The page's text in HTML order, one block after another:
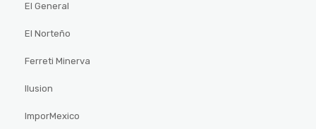
El General
El Norteño
Ferreti Minerva
Ilusion
ImporMexico